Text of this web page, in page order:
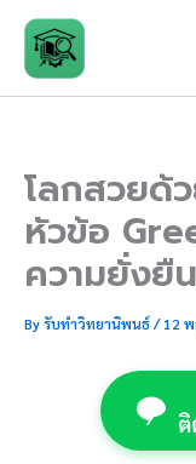
content
โลกสวยด้
หัวข้อ
ความยั่งยื
Byรับทำวิทยานิพนธ์/12